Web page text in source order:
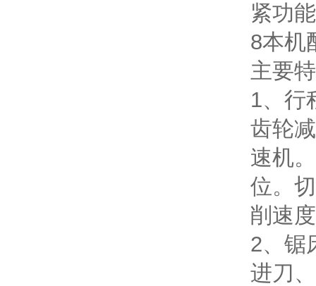
紧功
8本机
主要
1、行
齿轮减
速机
位。切
削速
2、锯
进刀、